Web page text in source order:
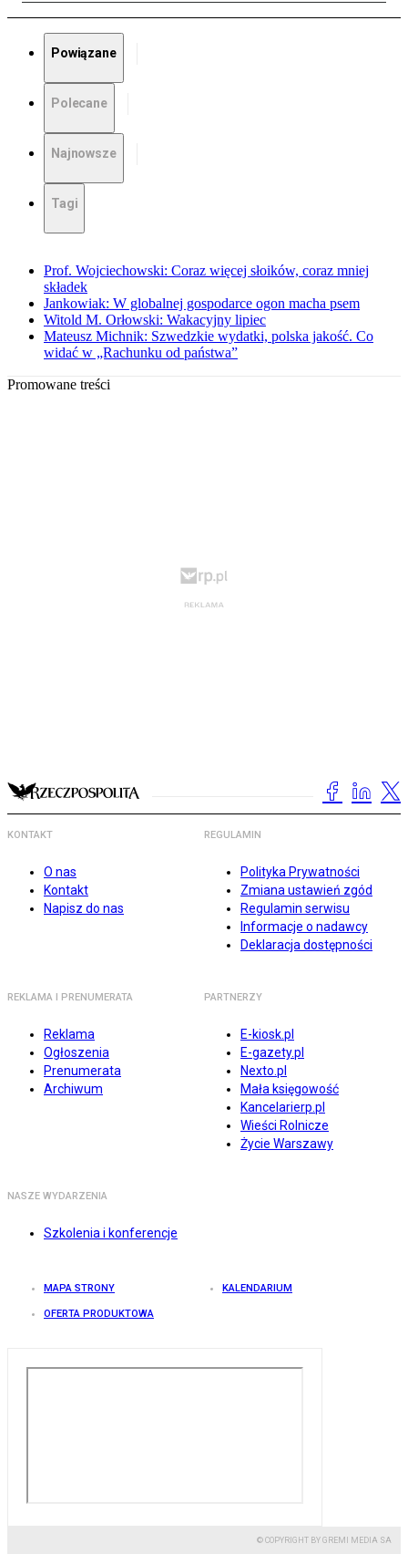
Powiązane
Polecane
Najnowsze
Tagi
Prof. Wojciechowski: Coraz więcej słoików, coraz mniej
składek
Jankowiak: W globalnej gospodarce ogon macha psem
Witold M. Orłowski: Wakacyjny lipiec
Mateusz Michnik: Szwedzkie wydatki, polska jakość. Co
widać w „Rachunku od państwa”
Promowane treści
KONTAKT
O nas
Kontakt
Napisz do nas
REGULAMIN
Polityka Prywatności
Zmiana ustawień zgód
Regulamin serwisu
Informacje o nadawcy
Deklaracja dostępności
REKLAMA I PRENUMERATA
Reklama
Ogłoszenia
Prenumerata
Archiwum
PARTNERZY
E-kiosk.pl
E-gazety.pl
Nexto.pl
Mała księgowość
Kancelarierp.pl
Wieści Rolnicze
Życie Warszawy
NASZE WYDARZENIA
Szkolenia i konferencje
MAPA STRONY KALENDARIUM
OFERTA PRODUKTOWA
© COPYRIGHT BY GREMI MEDIA SA